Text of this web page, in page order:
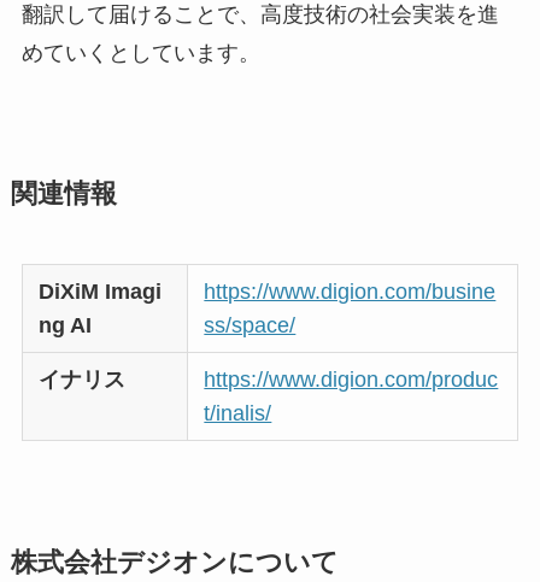
翻訳して届けることで、高度技術の社会実装を進
めていくとしています。
関連情報
DiXiM Imagi
ng AI
https://www.digion.com/busine
ss/space/
イナリス
https://www.digion.com/produc
t/inalis/
株式会社デジオンについて